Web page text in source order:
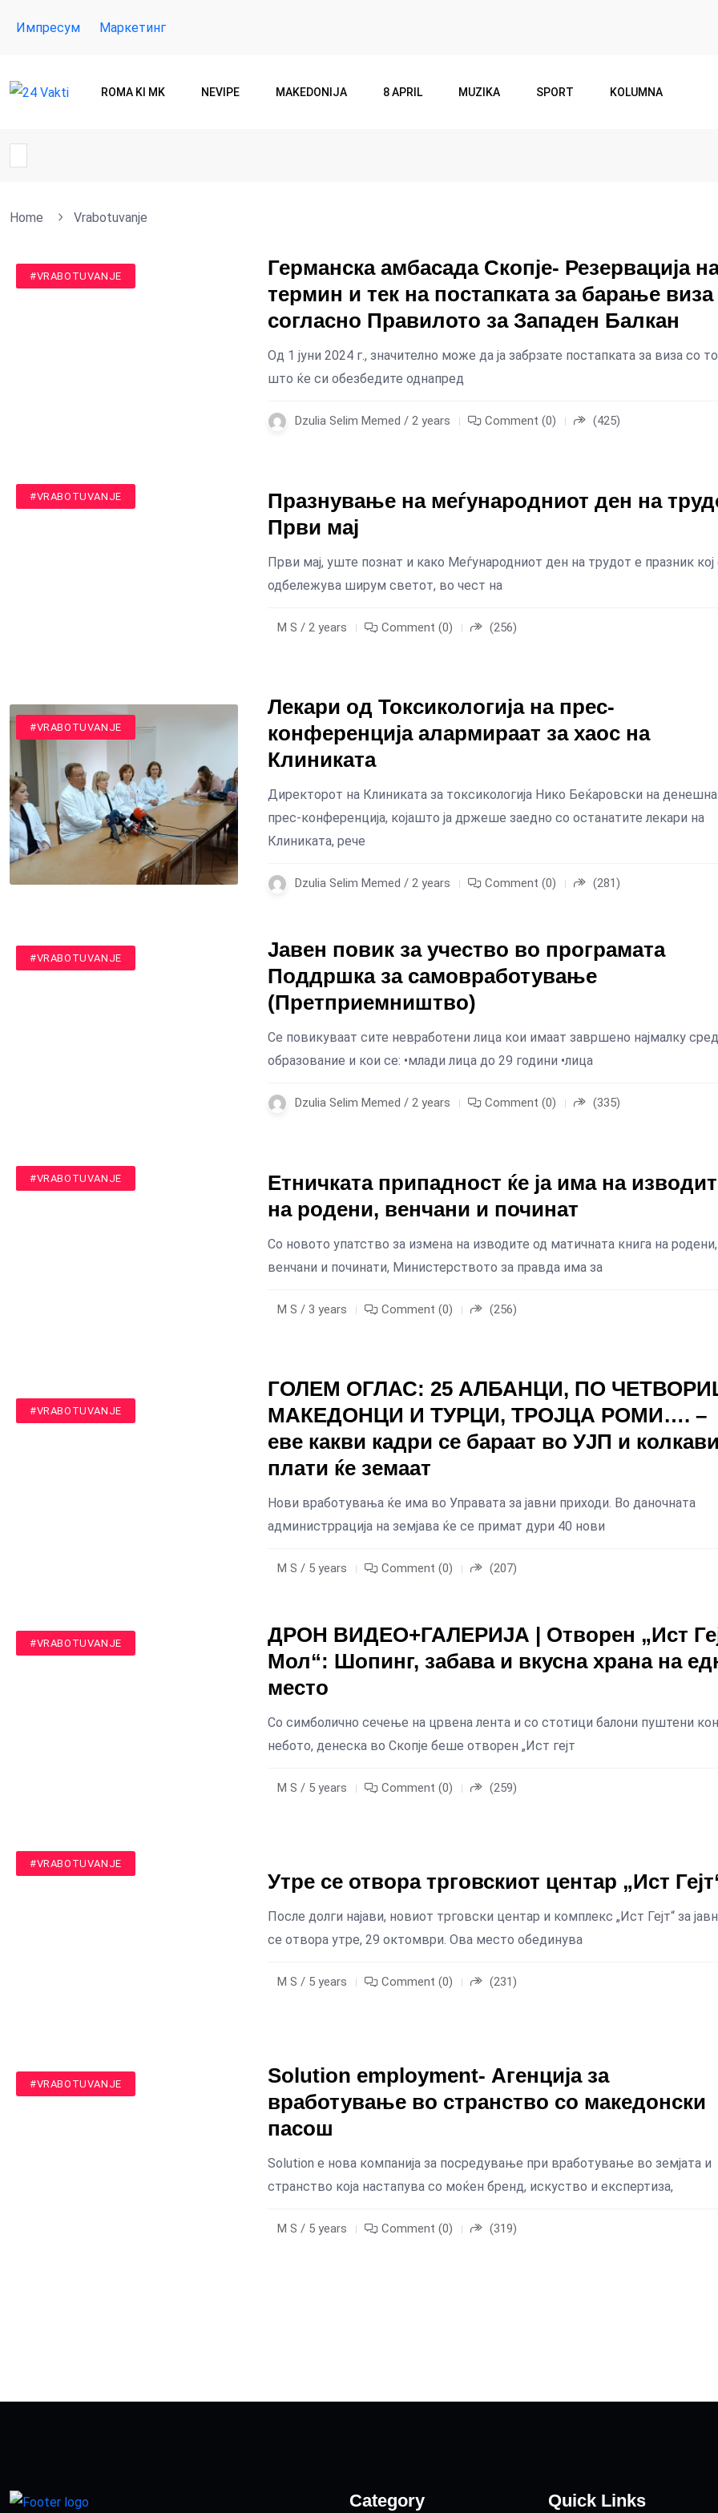
Импресум Маркетинг
ROMA KI MK NEVIPE MAKEDONIJA 8 APRIL MUZIKA SPORT KOLUMNA
Home Vrabotuvanje
#SUMNAL
#VRABOTUVANJE
Германска амбасада Скопје- Резервација
термин и тек на постапката за барање виза
согласно Правилото за Западен Балкан
Од 1 јуни 2024 г., значително може да ја забрзате постапката за виза со
што ќе си обезбедите однапред
Dzulia Selim Memed / 2 years Comment (0) (425)
#MAKEDONIJA
#VRABOTUVANJE
Празнување на меѓународниот ден на
Први мај
Први мај, уште познат и како Меѓународниот ден на трудот е празник кој
одбележува ширум светот, во чест на
M S / 2 years Comment (0) (256)
#MAKEDONIJA
#VRABOTUVANJE
Лекари од Токсикологија на прес-
конференција алармираат за хаос на
Клиниката
Директорот на Клиниката за токсикологија Нико Беќаровски на
прес-конференција, којашто ја држеше заедно со останатите лекари на
Клиниката, рече
Dzulia Selim Memed / 2 years Comment (0) (281)
#MAKEDONIJA
#ROMI
#VRABOTUVANJE
Jавен повик за учество во програмата
Поддршка за самовработување
(Претприемништво)
Се повикуваат сите невработени лица кои имаат завршено најмалку
образование и кои се: •млади лица до 29 години •лица
Dzulia Selim Memed / 2 years Comment (0) (335)
#MAKEDONIJA
#ROMI
#VRABOTUVANJE
Етничката припадност ќе ја има на
на родени, венчани и починат
Со новото упатство за измена на изводите од матичната книга на родени,
венчани и починати, Министерството за правда има за
M S / 3 years Comment (0) (256)
#MAKEDONIJA
#VRABOTUVANJE
ГОЛЕМ ОГЛАС: 25 АЛБАНЦИ, ПО
МАКЕДОНЦИ И ТУРЦИ, ТРОЈЦА РОМИ…. –
еве какви кадри се бараат во УЈП и
плати ќе земаат
Нови вработувања ќе има во Управата за јавни приходи. Во даночната
администррација на земјава ќе се примат дури 40 нови
M S / 5 years Comment (0) (207)
#MAKEDONIJA
#VRABOTUVANJE
ДРОН ВИДЕО+ГАЛЕРИЈА | Отворен „Ист
Мол“: Шопинг, забава и вкусна храна на
место
Со симболично сечење на црвена лента и со стотици балони пуштени кон
небото, денеска во Скопје беше отворен „Ист гејт
M S / 5 years Comment (0) (259)
#TEHNOLOGIJA
#VRABOTUVANJE
Утре се отвора трговскиот центар „Ист
После долги најави, новиот трговски центар и комплекс „Ист Гејт“ за
се отвора утре, 29 октомври. Ова место обединува
M S / 5 years Comment (0) (231)
#VRABOTUVANJE
Solution employment- Агенција за
вработување во странство со македонски
пасош
Solution е нова компанија за посредување при вработување во земјата и
странство која настапува со моќен бренд, искуство и експертиза,
M S / 5 years Comment (0) (319)
Category Quick Links